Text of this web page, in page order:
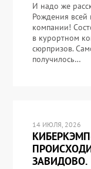
И надо же
Рождения
компании!
в курортном
сюрпризов.
получилось…
14 ИЮЛЯ, 2026
ЗАВИДОВО.